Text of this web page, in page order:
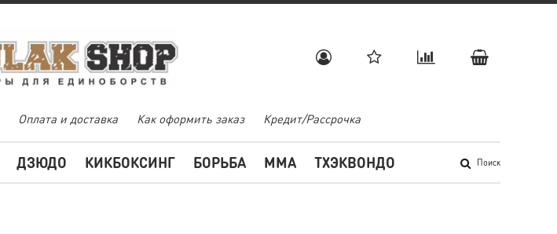
Оплата и доставка Как оформить заказ Кредит/Рассрочка
Поиск
ДЗЮДО КИКБОКСИНГ БОРЬБА MMA ТХЭКВОНДО